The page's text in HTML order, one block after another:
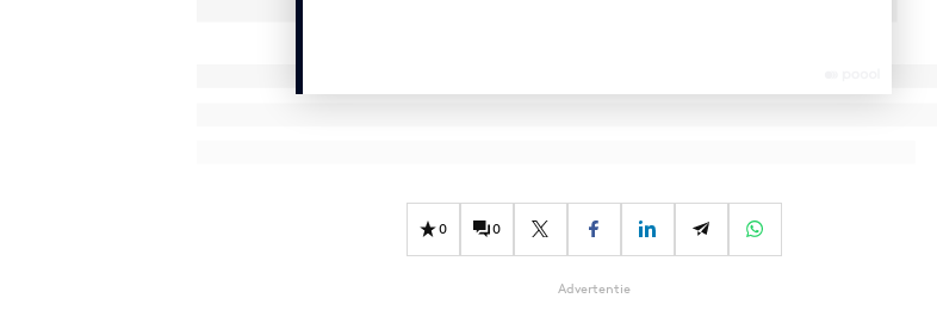
0 0
Advertentie